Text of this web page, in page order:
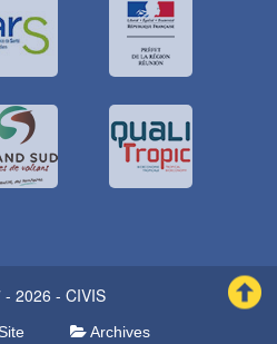
2026 - CIVIS
Archives